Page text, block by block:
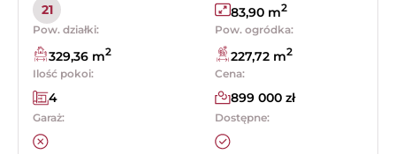
21 83,90 m2
Pow. działki:
329,36 m2
Pow. ogródka:
227,72 m2
Ilość pokoi:
4
Cena:
899 000 zł
Garaż: Dostępne: